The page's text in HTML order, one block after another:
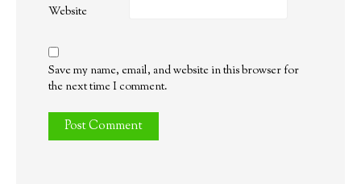
Website
Save my name, email, and website in this browser for
the next time I comment.